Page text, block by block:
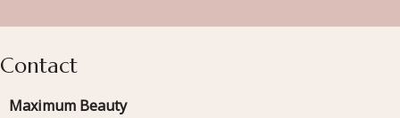
Contact
Maximum Beauty